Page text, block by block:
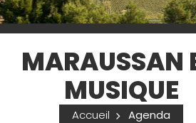
MARAUSSAN
MUSIQUE
Accueil Agenda